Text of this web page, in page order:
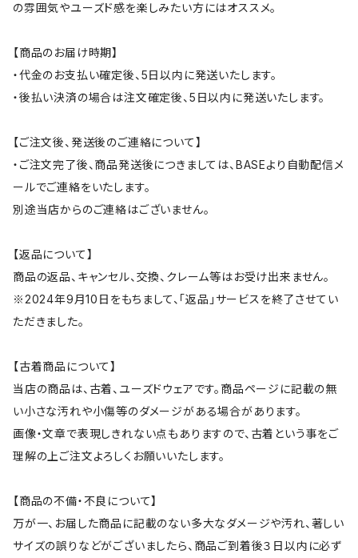
の雰囲気やユーズド感を楽しみたい方にはオススメ。
【商品のお届け時期】
・代金のお支払い確定後、5日以内に発送いたします。
・後払い決済の場合は注文確定後、5日以内に発送いたします。
【ご注文後、発送後のご連絡について】
・ご注文完了後、商品発送後につきましては、BASEより自動配信メ
ールでご連絡をいたします。
別途当店からのご連絡はございません。
【返品について】
商品の返品、キャンセル、交換、クレーム等はお受け出来ません。
※2024年9月10日をもちまして、「返品」サービスを終了させてい
ただきました。
【古着商品について】
当店の商品は、古着、ユーズドウェアです。商品ページに記載の無
い小さな汚れや小傷等のダメージがある場合があります。
画像・文章で表現しきれない点もありますので、古着という事をご
理解の上ご注文よろしくお願いいたします。
【商品の不備・不良について】
万が一、お届した商品に記載のない多大なダメージや汚れ、著しい
サイズの誤りなどがございましたら、商品ご到着後３日以内に必ず